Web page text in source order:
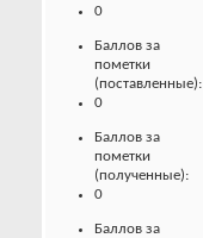
0
Баллов за
пометки
(поставленные):
0
Баллов за
пометки
(полученные):
0
Баллов за